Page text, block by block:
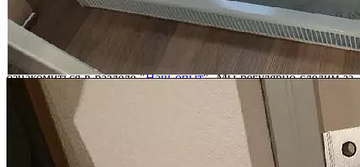
Юридическая фирма “Двитекс” с 2010 года защищает
дольщиков в спорах с застройщиками. С нашей практикой по
взысканию компенсации за строительные недостатки и
некачественную отделку с застройщиков вы можете
ознакомиться в разделе "Наш опыт". Мы регулярно следим за
изменениями законодательства и практикой разрешения
споров по ДДУ, поэтому можем предоставить вам самый
эффективный и быстрый способ решения вашей проблемы.
При этом мы предлагаем комплексные услуги юристов и
строительных экспертов.